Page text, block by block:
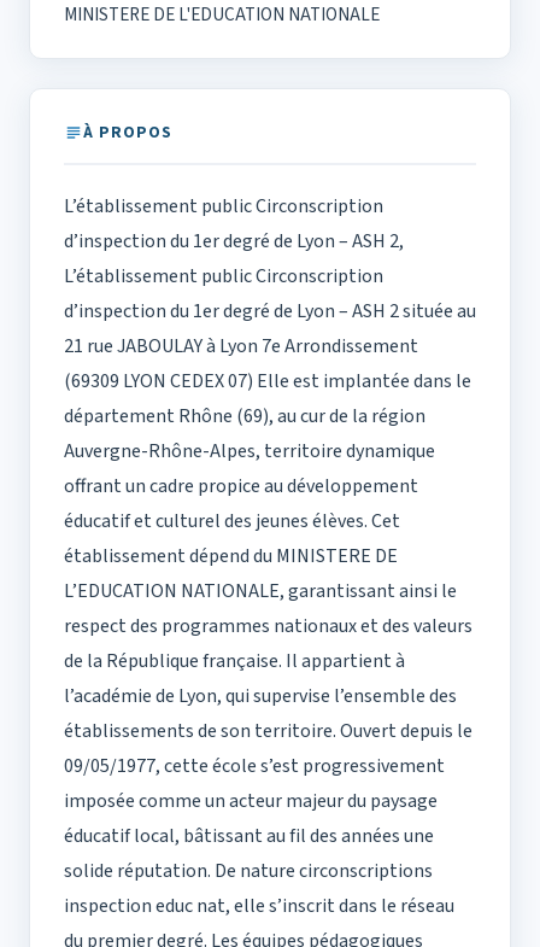
MINISTERE DE L'EDUCATION NATIONALE
À PROPOS
L’établissement public Circonscription
d’inspection du 1er degré de Lyon – ASH 2,
L’établissement public Circonscription
d’inspection du 1er degré de Lyon – ASH 2 située au
21 rue JABOULAY à Lyon 7e Arrondissement
(69309 LYON CEDEX 07) Elle est implantée dans le
département Rhône (69), au cur de la région
Auvergne-Rhône-Alpes, territoire dynamique
offrant un cadre propice au développement
éducatif et culturel des jeunes élèves. Cet
établissement dépend du MINISTERE DE
L’EDUCATION NATIONALE, garantissant ainsi le
respect des programmes nationaux et des valeurs
de la République française. Il appartient à
l’académie de Lyon, qui supervise l’ensemble des
établissements de son territoire. Ouvert depuis le
09/05/1977, cette école s’est progressivement
imposée comme un acteur majeur du paysage
éducatif local, bâtissant au fil des années une
solide réputation. De nature circonscriptions
inspection educ nat, elle s’inscrit dans le réseau
du premier degré. Les équipes pédagogiques